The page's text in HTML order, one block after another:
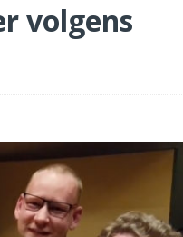
volgens